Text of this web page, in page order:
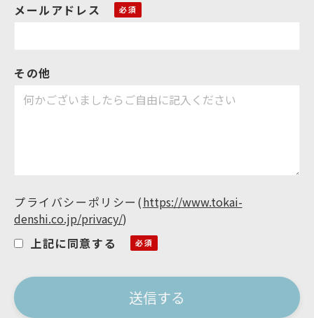
メールアドレス
その他
プライバシーポリシー (https://www.tokai-
denshi.co.jp/privacy/)
上記に同意する